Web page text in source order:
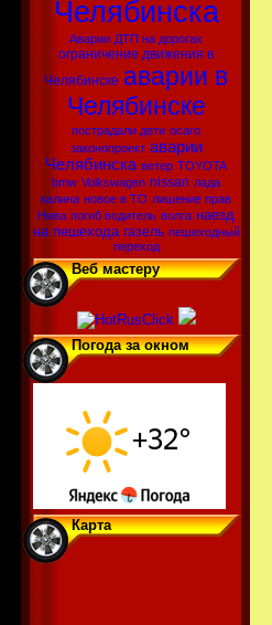
Челябинска
Аварии ДТП на дорогах
ограничение движения в
Челябинске аварии в
Челябинске
пострадали дети осаго
законопроект аварии
Челябинска ветер TOYOTA
bmw Volkswagen nissan лада
калина новое в ТО лишение прав
Нива погиб водитель волга наезд
на пешехода газель пешеходный
переход
Веб мастеру
Погода за окном
Карта